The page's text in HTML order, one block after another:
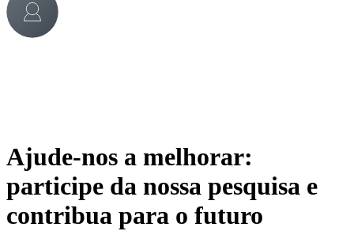
Ajude-nos a melhorar:
participe da nossa pesquisa e
contribua para o futuro